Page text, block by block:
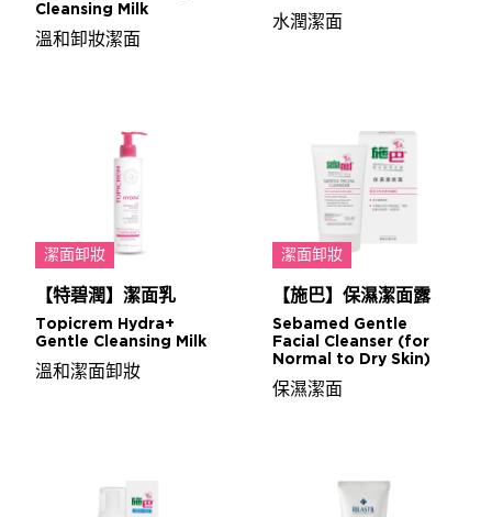
Cleansing Milk
溫和卸妝潔面
水潤潔面
潔面卸妝
【特碧潤】潔面乳
Topicrem Hydra+
Gentle Cleansing Milk
溫和潔面卸妝
潔面卸妝
【施巴】保濕潔面露
Sebamed Gentle
Facial Cleanser (for
Normal to Dry Skin)
保濕潔面